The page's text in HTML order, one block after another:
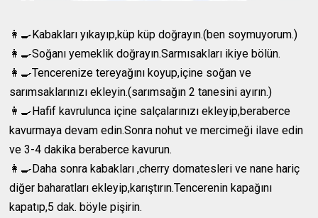
👩‍🍳Kabakları yıkayıp,küp küp doğrayın.(ben soymuyorum.)
👩‍🍳Soğanı yemeklik doğrayın.Sarmısakları ikiye bölün.
👩‍🍳Tencerenize tereyağını koyup,içine soğan ve
sarımsaklarınızı ekleyin.(sarımsağın 2 tanesini ayırın.)
👩‍🍳Hafif kavrulunca içine salçalarınızı ekleyip,beraberce
kavurmaya devam edin.Sonra nohut ve mercimeği ilave edin
ve 3-4 dakika beraberce kavurun.
👩‍🍳Daha sonra kabakları ,cherry domatesleri ve nane hariç
diğer baharatları ekleyip,karıştırın.Tencerenin kapağını
kapatıp,5 dak. böyle pişirin.